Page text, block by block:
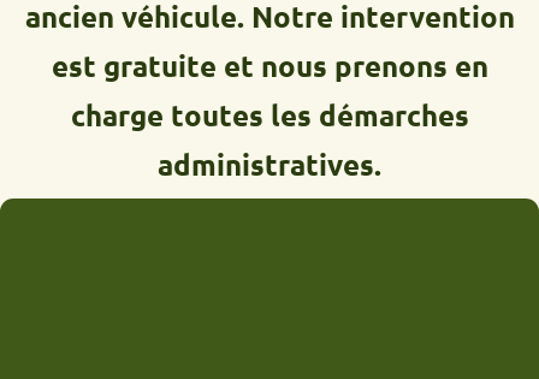
ancien véhicule. Notre intervention
est gratuite et nous prenons en
charge toutes les démarches
administratives.